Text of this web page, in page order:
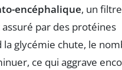
encéphalique, un filtre
par des protéines
la glycémie chute, le
ce qui aggrave